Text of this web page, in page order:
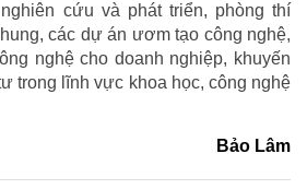
cứu và phát triển, phòng thí
các dự án ươm tạo công nghệ,
nghệ cho doanh nghiệp, khuyến
trong lĩnh vực khoa học, công nghệ
Bảo Lâm